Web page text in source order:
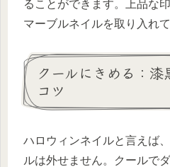
ることができます。上品な
マーブルネイルを取り入れ
クールにきめる：漆
コツ
ハロウィンネイルと言えば
ルは外せません。クールで